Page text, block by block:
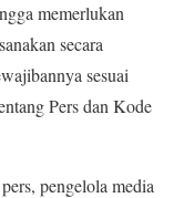
memerlukan
secara
sesuai
Pers dan Kode
pengelola media